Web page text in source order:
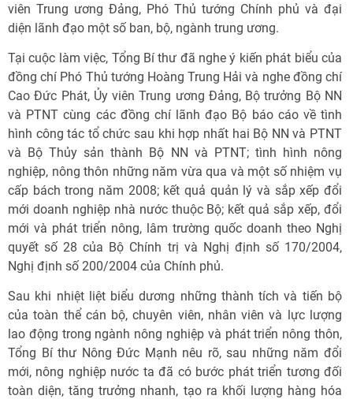
viên Trung ương Đảng, Phó Thủ tướng Chính phủ và đại
diện lãnh đạo một số ban, bộ, ngành trung ương.
Tại cuộc làm việc, Tổng Bí thư đã nghe ý kiến phát biểu của
đồng chí Phó Thủ tướng Hoàng Trung Hải và nghe đồng chí
Cao Đức Phát, Ủy viên Trung ương Đảng, Bộ trưởng Bộ NN
và PTNT cùng các đồng chí lãnh đạo Bộ báo cáo về tình
hình công tác tổ chức sau khi hợp nhất hai Bộ NN và PTNT
và Bộ Thủy sản thành Bộ NN và PTNT; tình hình nông
nghiệp, nông thôn những năm vừa qua và một số nhiệm vụ
cấp bách trong năm 2008; kết quả quản lý và sắp xếp đổi
mới doanh nghiệp nhà nước thuộc Bộ; kết quả sắp xếp, đổi
mới và phát triển nông, lâm trường quốc doanh theo Nghị
quyết số 28 của Bộ Chính trị và Nghị định số 170/2004,
Nghị định số 200/2004 của Chính phủ.
Sau khi nhiệt liệt biểu dương những thành tích và tiến bộ
của toàn thể cán bộ, chuyên viên, nhân viên và lực lượng
lao động trong ngành nông nghiệp và phát triển nông thôn,
Tổng Bí thư Nông Đức Mạnh nêu rõ, sau những năm đổi
mới, nông nghiệp nước ta đã có bước phát triển tương đối
toàn diện, tăng trưởng nhanh, tạo ra khối lượng hàng hóa